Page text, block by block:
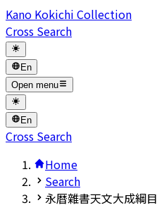
Kano Kokichi Collection
Cross Search
En
Open menu
En
Cross Search
Home
Search
永暦雜書天文大成綱目